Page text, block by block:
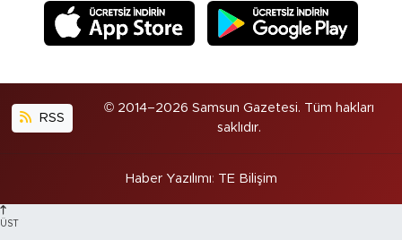
RSS
© 2014–2026 Samsun Gazetesi. Tüm hakları
saklıdır.
Haber Yazılımı: TE Bilişim
ÜST